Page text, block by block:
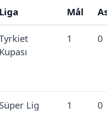
Liga Mål
Kupası
1 0
Süper Lig 1 0